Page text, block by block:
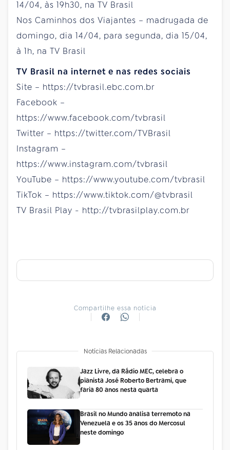
14/04, às 19h30, na TV Brasil
Nos Caminhos dos Viajantes – madrugada de
domingo, dia 14/04, para segunda, dia 15/04,
à 1h, na TV Brasil
TV Brasil na internet e nas redes sociais
Site – https://tvbrasil.ebc.com.br
Facebook –
https://www.facebook.com/tvbrasil
Twitter – https://twitter.com/TVBrasil
Instagram –
https://www.instagram.com/tvbrasil
YouTube – https://www.youtube.com/tvbrasil
TikTok – https://www.tiktok.com/@tvbrasil
TV Brasil Play - http://tvbrasilplay.com.br
Compartilhe essa notícia
Notícias Relacionadas
Jazz Livre, da Rádio MEC, celebra o
pianista José Roberto Bertrami, que
faria 80 anos nesta quarta
Brasil no Mundo analisa terremoto na
Venezuela e os 35 anos do Mercosul
neste domingo